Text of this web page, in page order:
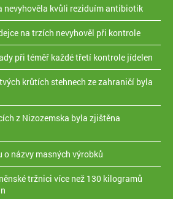
nevyhověla kvůli reziduím antibiotik
na trzích nevyhověl při kontrole
při téměř každé třetí kontrole jídelen
krůtích stehnech ze zahraničí byla
z Nizozemska byla zjištěna
o názvy masných výrobků
tržnici více než 130 kilogramů